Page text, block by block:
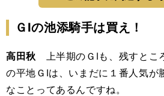
ＧⅠの池添騎手は買え！
高田秋 上半期のＧⅠも、残すとこ
の平地ＧⅠは、いまだに１番人気が
なことってあるんですね。